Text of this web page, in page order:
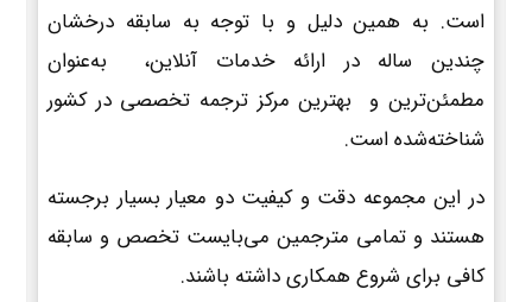
است. به همین دلیل و با توجه به سابقه درخشان
چندین ساله در ارائه خدمات آنلاین، به‌عنوان
مطمئن‌ترین و بهترین مرکز ترجمه تخصصی در کشور
شناخته‌شده است.
در این مجموعه دقت و کیفیت دو معیار بسیار برجسته
هستند و تمامی مترجمین می‌بایست تخصص و سابقه
کافی برای شروع همکاری داشته باشند.